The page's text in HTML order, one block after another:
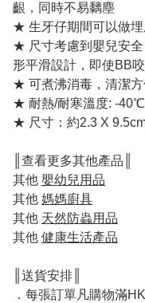
齦，同時不易黐塵
★ 生牙仔期間可以做埋
★ 尺寸考慮到嬰兒安全
形平滑設計，即使BB
★ 可煮沸消毒，清潔方
★ 耐熱/耐寒溫度: -
★ 尺寸：約2.3 X
║查看更多其他產品║
其他 嬰幼兒用品
其他 媽媽廚具
其他 天然防蟲用品
其他 健康生活產品
║送貨安排║
．每張訂單凡購物滿